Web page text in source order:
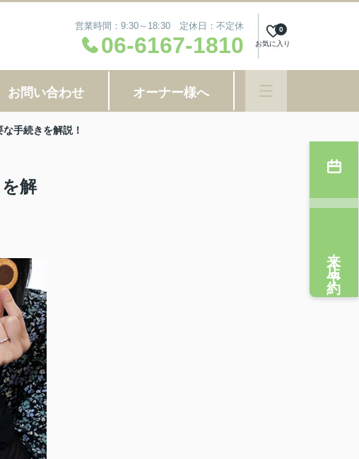
営業時間：9:30～18:30 定休日：不定休
06-6167-1810 お気に入り
0
お問い合わせ オーナー様へ
手続きを解説！
解
来店予約